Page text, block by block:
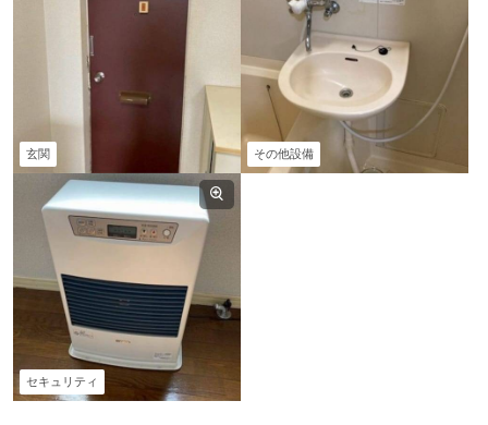
玄関 その他設備
セキュリティ